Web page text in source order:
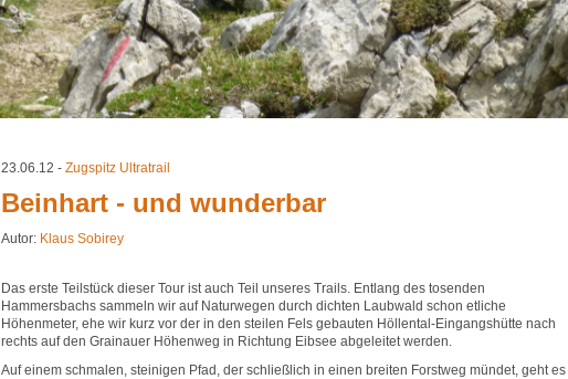
23.06.12 - Zugspitz Ultratrail
Beinhart - und wunderbar
Autor: Klaus Sobirey
Das erste Teilstück dieser Tour ist auch Teil unseres Trails. Entlang des tosenden
Hammersbachs sammeln wir auf Naturwegen durch dichten Laubwald schon etliche
Höhenmeter, ehe wir kurz vor der in den steilen Fels gebauten Höllental-Eingangshütte nach
rechts auf den Grainauer Höhenweg in Richtung Eibsee abgeleitet werden.
Auf einem schmalen, steinigen Pfad, der schließlich in einen breiten Forstweg mündet, geht es